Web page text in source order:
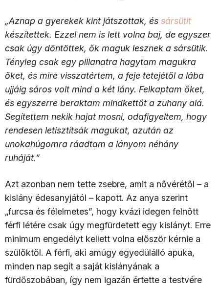
„Aznap a gyerekek kint játszottak, és sársütit
készítettek. Ezzel nem is lett volna baj, de egyszer
csak úgy döntöttek, ők maguk lesznek a sársütik.
Tényleg csak egy pillanatra hagytam magukra
őket, és mire visszatértem, a feje tetejétől a lába
ujjáig sáros volt mind a két lány. Felkaptam őket,
és egyszerre beraktam mindkettőt a zuhany alá.
Segítettem nekik hajat mosni, odafigyeltem, hogy
rendesen letisztítsák magukat, azután az
unokahúgomra ráadtam a lányom néhány
ruháját.”
Azt azonban nem tette zsebre, amit a nővérétől – a
kislány édesanyjától – kapott. Az anya szerint
„furcsa és félelmetes”, hogy kvázi idegen felnőtt
férfi létére csak úgy megfürdetett egy kislányt. Erre
minimum engedélyt kellett volna először kérnie a
szülőktől. A férfi, aki amúgy egyedülálló apuka,
minden nap segít a saját kislányának a
fürdőszobában, így nem igazán értette a testvére